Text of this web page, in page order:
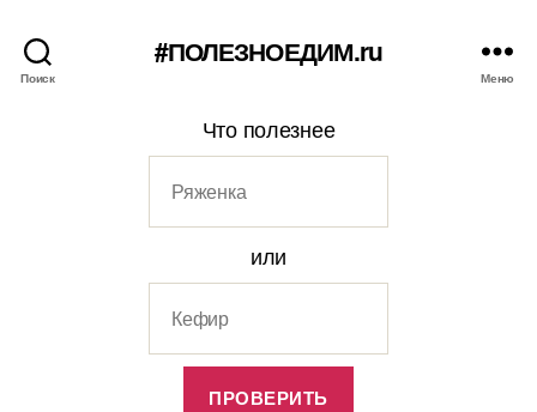
Поиск
#ПОЛЕЗНОЕДИМ.ru
Меню
Что полезнее
или